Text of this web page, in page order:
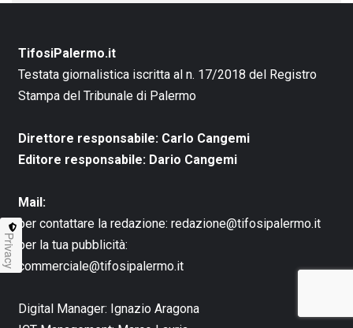
TifosiPalermo.it
Testata giornalistica iscritta al n. 17/2018 del Registro
Stampa del Tribunale di Palermo
Direttore responsabile: Carlo Cangemi
Editore responsabile: Dario Cangemi
Mail:
per contattare la redazione: redazione@tifosipalermo.it
per la tua pubblicità:
commerciale@tifosipalermo.it
Digital Manager: Ignazio Aragona
Privacy